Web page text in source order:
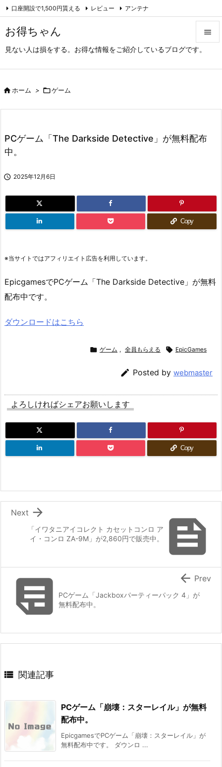
お得ちゃん
見ない人は損をする。お得な情報をご紹介しているブログです。

次へ
口座開設で1,500円貰える レビュー アンテナ
アーカイブ（旧サイト）
ホーム > ゲーム
PCゲーム「The Darkside Detective」が無料配布
中。
 2025年12月6日
Copy
※当サイトではアフィリエイト広告を利用しています。
EpicgamesでPCゲーム「The Darkside Detective」が無料
配布中です。
ダウンロードはこちら
 ゲーム , 全員もらえる  EpicGames
 Posted by webmaster
よろしければシェアお願いします
Copy

「イワタニアイコレクト カセットコンロ ア
イ・コンロ ZA-9M」が2,860円で販売中。

Next
PCゲーム「Jackboxパーティーパック 4」が
無料配布中。
 Prev
 関連記事
PCゲーム「崩壊：スターレイル」が無料
配布中。
EpicgamesでPCゲーム「崩壊：スターレイル」が
無料配布中です。 ダウンロ ...